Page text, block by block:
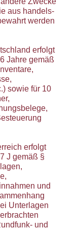
aus handels-
werden
erfolgt
Jahre gemäß
sowie für 10
erfolgt
J gemäß §
und
Unterlagen
und